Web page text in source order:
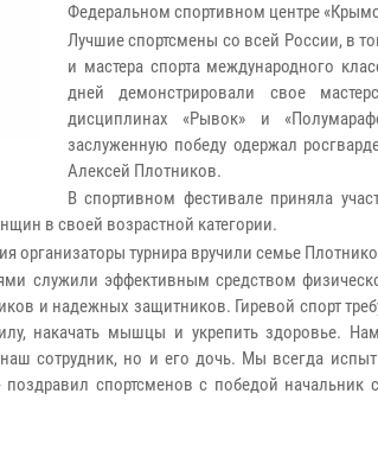
Федеральном спортивном центре
Лучшие спортсмены со всей России, в
и мастера спорта международного
дней демонстрировали свое
дисциплинах «Рывок» и
заслуженную победу одержал
Алексей Плотников.
В спортивном фестивале приняла
в своей возрастной категории.
организаторы турнира вручили семье
служили эффективным средством
и надежных защитников. Гиревой спорт
накачать мышцы и укрепить здоровье.
сотрудник, но и его дочь. Мы всегда
спортсменов с победой начальник